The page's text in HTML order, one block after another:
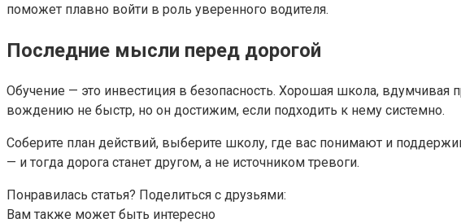
поможет плавно войти в роль уверенного водителя.
Последние мысли перед дорогой
Обучение — это инвестиция в безопасность. Хорошая школа, вдумчивая
вождению не быстр, но он достижим, если подходить к нему системно.
Соберите план действий, выберите школу, где вас понимают и
— и тогда дорога станет другом, а не источником тревоги.
Понравилась статья? Поделиться с друзьями:
Вам также может быть интересно